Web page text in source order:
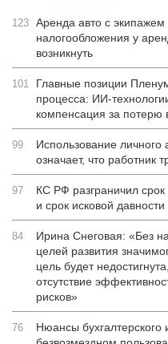
123 Аренда авто с экипажем
налогообложения у
возникнуть
101
Главные позиции
процесса: ИИ-
компенсация за потерю
99
Использование
означает, что работник
97
КС РФ разграничил срок
и срок исковой давности
84
Ирина Снеговая: «Без
целей развития
цель будет
отсутствие
рисков»
76
Нюансы бухгалтерского